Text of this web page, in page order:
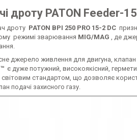
дроту PATON Feeder-
дроту PATON BPI 250 PRO 15-2 DC
режимі зварювання MIG/MAG , де
джерело живлення для двигуна, клапан
є дуже потужний, високоякісний,
світовим стандартом, що дозволяє
подачі захисного газу.